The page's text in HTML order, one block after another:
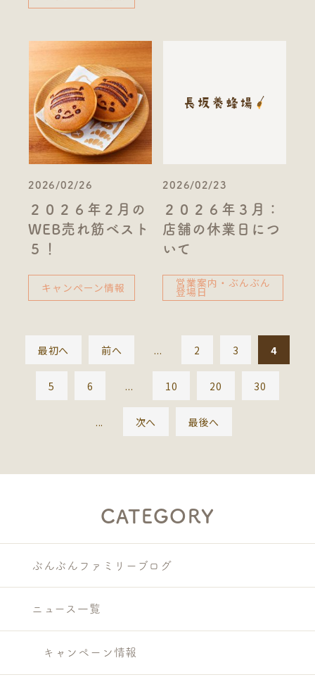
2026/02/26
２０２６年２月の
WEB売れ筋ベスト
５！
キャンペーン情報
2026/02/23
２０２６年３月：
店舗の休業日につ
いて
営業案内・ぶんぶん
登場日
最初へ 前へ ... 2 3 4
5 6 ... 10 20 30
... 次へ 最後へ
CATEGORY
ぶんぶんファミリーブログ
ニュース一覧
キャンペーン情報